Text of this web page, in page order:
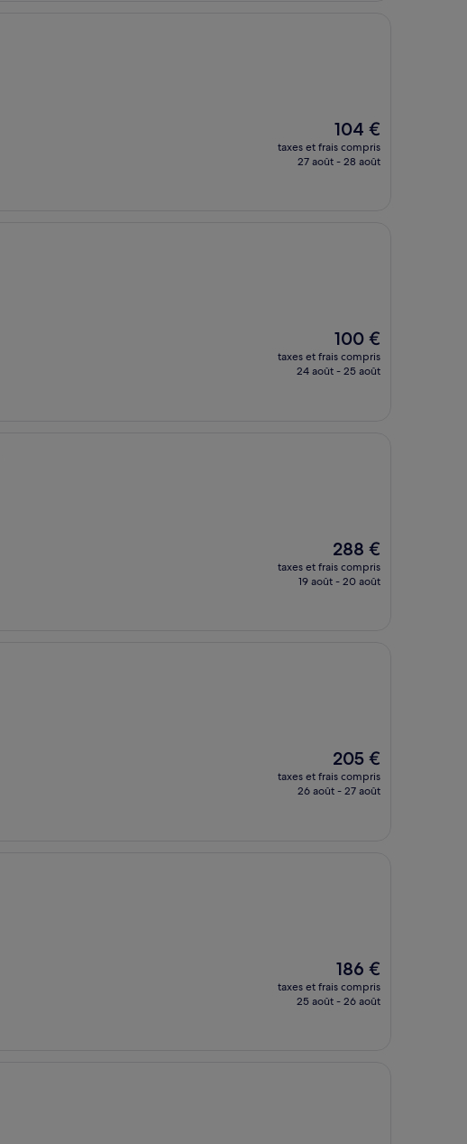
Le
nouveau
prix
104 €
taxes et frais compris
27 août - 28 août
Le
nouveau
prix
100 €
taxes et frais compris
24 août - 25 août
Le
nouveau
prix
288 €
taxes et frais compris
19 août - 20 août
Le
nouveau
prix
205 €
taxes et frais compris
26 août - 27 août
Le
nouveau
prix
186 €
taxes et frais compris
25 août - 26 août